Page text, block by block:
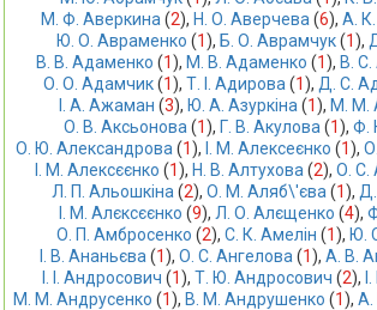
М. Ф. Аверкина (2), Н. О. Аверчева (6), А.
Ю. О. Авраменко (1), Б. О. Аврамчук (1),
В. В. Адаменко (1), М. В. Адаменко (1), В.
О. О. Адамчик (1), Т. І. Адирова (1), Д. С.
І. А. Ажаман (3), Ю. А. Азуркіна (1), М. М.
О. В. Аксьонова (1), Г. В. Акулова (1), Ф.
О. Ю. Александрова (1), І. М. Алексеєнко (1),
І. М. Алексєєнко (1), Н. В. Алтухова (2), О. С.
Л. П. Альошкіна (2), О. М. Аляб\'єва (1), Д.
І. М. Алєксєєнко (9), Л. О. Алєщенко (4),
О. П. Амбросенко (2), С. К. Амелін (1), Ю.
І. В. Ананьєва (1), О. С. Ангелова (1), А. В.
І. І. Андросович (1), Т. Ю. Андросович (2),
М. М. Андрусенко (1), В. М. Андрушенко (1), А.